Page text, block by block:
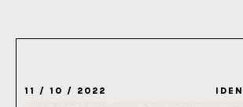
11 / 10 / 2022